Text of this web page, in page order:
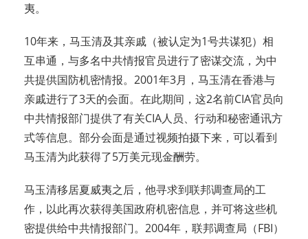
夷。
10年来，马玉清及其亲戚（被认定为1号共谋犯）相
互串通，与多名中共情报官员进行了密谋交流，为中
共提供国防机密情报。2001年3月，马玉清在香港与
亲戚进行了3天的会面。在此期间，这2名前CIA官员向
中共情报部门提供了有关CIA人员、行动和秘密通讯方
式等信息。部分会面是通过视频拍摄下来，可以看到
马玉清为此获得了5万美元现金酬劳。
马玉清移居夏威夷之后，他寻求到联邦调查局的工
作，以此再次获得美国政府机密信息，并可将这些机
密提供给中共情报部门。2004年，联邦调查局（FBI）